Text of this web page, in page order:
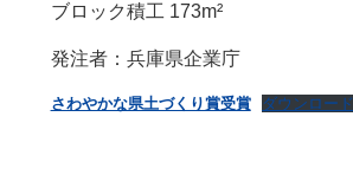
ブロック積工 173m²
発注者：兵庫県企業庁
さわやかな県土づくり賞受賞 ダウンロード